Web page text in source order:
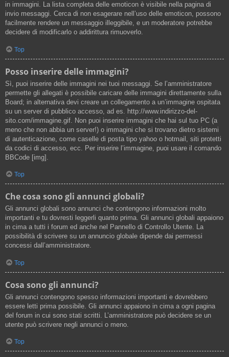
in immagini. La lista completa delle emoticon è visibile nella pagina di
invio messaggi. Cerca di non esagerare nell’uso delle emoticon, possono
facilmente rendere un messaggio illeggibile, e un moderatore potrebbe
decidere di modificarlo o addirittura rimuoverlo.
Top
Posso inserire delle immagini?
Sì, puoi inserire delle immagini nei tuoi messaggi. Se l’amministratore
permette gli allegati è possibile caricare delle immagini direttamente sulla
Board; in alternativa devi creare un collegamento a un’immagine ospitata
su un server di pubblico accesso, ad es. http://www.indirizzo-del-
sito.com/immagine.gif. Non puoi inserire immagini che hai sul tuo PC (a
meno che non abbia un server!) o immagini che si trovano dietro sistemi
di autenticazione, come caselle di posta tipo yahoo o hotmail, siti protetti
da codici di accesso, ecc. Per inserire l’immagine, puoi usare il comando
BBCode [img].
Top
Che cosa sono gli annunci globali?
Gli annunci globali sono annunci che contengono informazioni molto
importanti e tu dovresti leggerli quanto prima. Gli annunci globali appaiono
in cima a tutti i forum ed anche nel Pannello di Controllo Utente. La
possibilità di scrivere su un annuncio globale dipende dai permessi
concessi dall’amministratore.
Top
Cosa sono gli annunci?
Gli annunci contengono spesso informazioni importanti e dovrebbero
essere letti prima possibile. Gli annunci appaiono in cima a ogni pagina
del forum in cui sono stati scritti. L’amministratore può decidere se un
utente può scrivere negli annunci o meno.
Top